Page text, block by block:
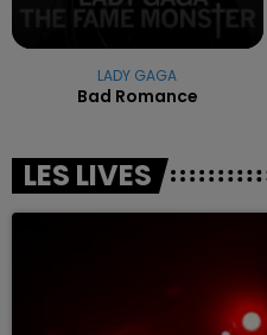
LADY GAGA
Bad Romance
LES LIVES